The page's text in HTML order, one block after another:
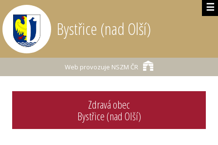
☰
Bystřice (nad Olší)
Web provozuje NSZM ČR
Zdravá obec
Bystřice (nad Olší)